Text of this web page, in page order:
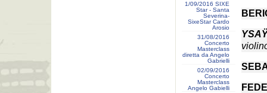
1/09/2016 SIXE
Star - Santa
Severina-
SixeStar Cardo
Arosio
31/08/2016
Concerto
Masterclass
diretta da Angelo
Gabrielli
02/09/2016
Concerto
Masterclass
Angelo Gabielli